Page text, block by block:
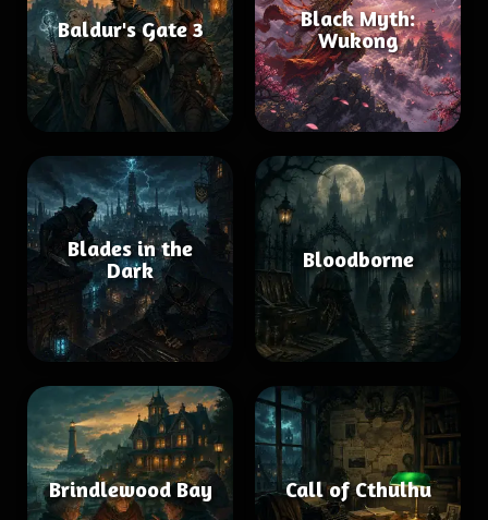
Baldur's Gate 3
Black Myth:
Wukong
Blades in the
Dark
Bloodborne
Brindlewood Bay Call of Cthulhu